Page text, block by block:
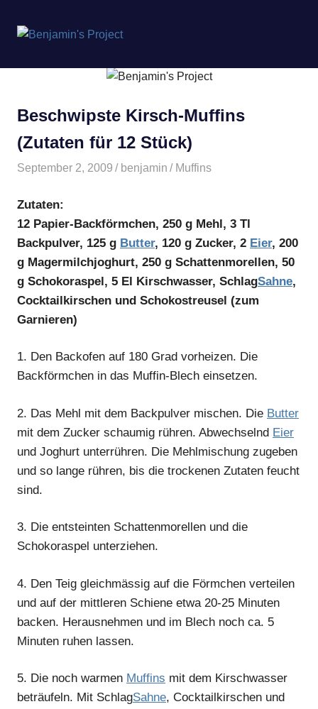
springen
Project
Beschwipste Kirsch-Muffins
(Zutaten für 12 Stück)
September 2, 2009 benjamin Muffins
Zutaten:
12 Papier-Backförmchen, 250 g Mehl, 3 Tl
Backpulver, 125 g Butter, 120 g Zucker, 2 Eier, 200
g Magermilchjoghurt, 250 g Schattenmorellen, 50
g Schokoraspel, 5 El Kirschwasser, SchlagSahne,
Cocktailkirschen und Schokostreusel (zum
Garnieren)
1. Den Backofen auf 180 Grad vorheizen. Die
Backförmchen in das Muffin-Blech einsetzen.
2. Das Mehl mit dem Backpulver mischen. Die Butter
mit dem Zucker schaumig rühren. Abwechselnd Eier
und Joghurt unterrühren. Die Mehlmischung zugeben
und so lange rühren, bis die trockenen Zutaten feucht
sind.
3. Die entsteinten Schattenmorellen und die
Schokoraspel unterziehen.
4. Den Teig gleichmässig auf die Förmchen verteilen
und auf der mittleren Schiene etwa 20-25 Minuten
backen. Herausnehmen und im Blech noch ca. 5
Minuten ruhen lassen.
5. Die noch warmen Muffins mit dem Kirschwasser
beträufeln. Mit SchlagSahne, Cocktailkirschen und